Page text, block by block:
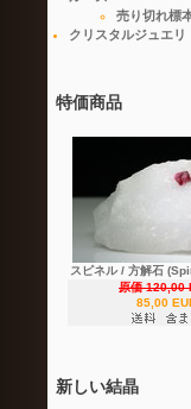
売り切れ標
クリスタルジュエリ
特価商品
スピネル / 方解石
原価 120,00
85,00
新しい結晶